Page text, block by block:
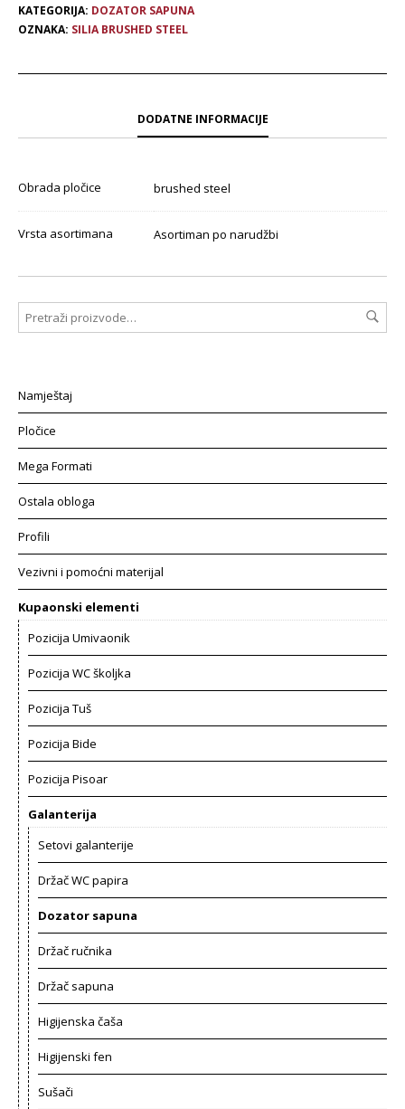
KATEGORIJA: DOZATOR SAPUNA
OZNAKA: SILIA BRUSHED STEEL
DODATNE INFORMACIJE
Obrada pločice brushed steel
Vrsta asortimana Asortiman po narudžbi
Namještaj
Pločice
Mega Formati
Ostala obloga
Profili
Vezivni i pomoćni materijal
Kupaonski elementi
Pozicija Umivaonik
Pozicija WC školjka
Pozicija Tuš
Pozicija Bide
Pozicija Pisoar
Galanterija
Setovi galanterije
Držač WC papira
Dozator sapuna
Držač ručnika
Držač sapuna
Higijenska čaša
Higijenski fen
Sušači